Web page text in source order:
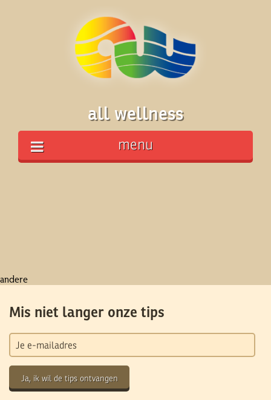
all wellness
menu
andere
Mis niet langer onze tips
Ja, ik wil de tips ontvangen